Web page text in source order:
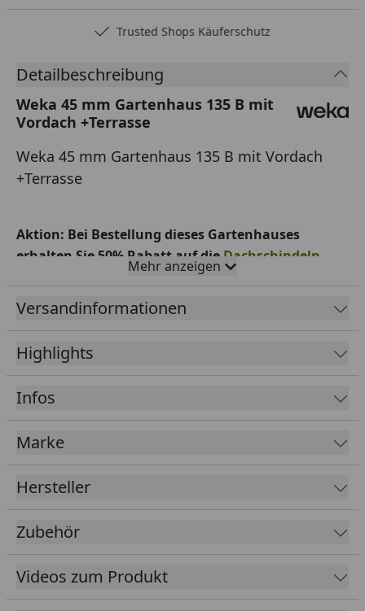
Trusted Shops Käuferschutz
Detailbeschreibung
Weka 45 mm Gartenhaus 135 B mit
Vordach +Terrasse
Weka 45 mm Gartenhaus 135 B mit Vordach
+Terrasse
Aktion: Bei Bestellung dieses Gartenhauses
erhalten Sie 50% Rabatt auf die Dachschindeln
Der Rabatt wird im Warenkorb automatisch
abgezogen.
Wand: 45 mm starke Blockbohlen mit Nut und
Feder; klassisches Stecksystem
Größe 1: 380 cm x 300 cm, Größe 2: 380 cm x 380
cm
19 mm Massivholz-Satteldach
Hochwertige Rahmen-Einzeltür (81 cm x 173 cm)
Sämtliche Holzteile aus nordischem Fichtenholz
Ausführung: naturbelassen
Boden: 19 mm Massivholzdielen mit Nut und Feder
Unterkonstruktion aus kesseldruckimprägnierten
Mehr anzeigen
Versandinformationen
Highlights
Infos
Marke
Hersteller
Zubehör
Videos zum Produkt